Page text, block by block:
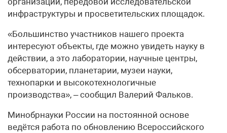
инфраструктуры и просветительских площадок.
«Большинство участников нашего проекта
интересуют объекты, где можно увидеть науку в
действии, а это лаборатории, научные центры,
обсерватории, планетарии, музеи науки,
технопарки и высокотехнологичные
производства», – сообщил Валерий Фальков.
Минобрнауки России на постоянной основе
ведётся работа по обновлению Всероссийского